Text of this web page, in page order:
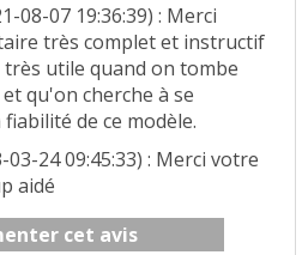
08-07 19:36:39) : Merci
très complet et instructif
utile quand on tombe
qu'on cherche à se
de ce modèle.
03-24 09:45:33) : Merci votre
aidé
cet avis